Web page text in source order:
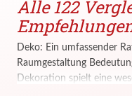
Service
Vergleichssiegel
Alle 122
Deko: Ein umfassender
Raumgestaltung
Dekoration spielt eine